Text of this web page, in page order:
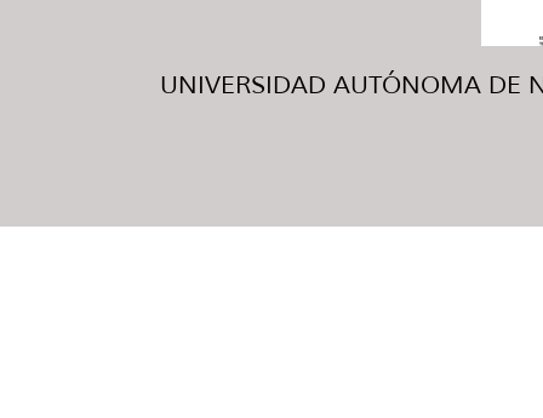
UNIVERSIDAD AUTÓNOMA DE